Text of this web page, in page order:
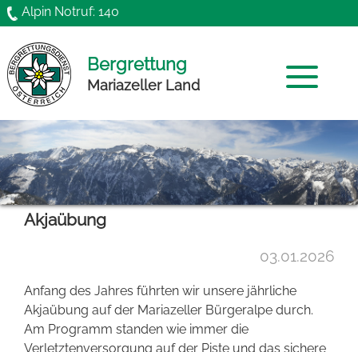
Direkt zum Inhalt
Alpin Notruf: 140
Bergrettung
Mariazeller Land
Home
Mannschaft
News
Funktionäre
Gründung
Akjaübung
03.01.2026
Anfang des Jahres führten wir unsere jährliche
Akjaübung auf der Mariazeller Bürgeralpe durch.
Am Programm standen wie immer die
Verletztenversorgung auf der Piste und das sichere